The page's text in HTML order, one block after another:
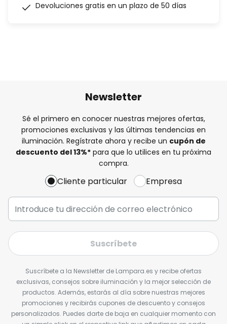
Devoluciones gratis en un plazo de 50 días
Newsletter
Sé el primero en conocer nuestras mejores ofertas,
promociones exclusivas y las últimas tendencias en
iluminación. Regístrate ahora y recibe un cupón de
descuento del13%* para que lo utilices en tu próxima
compra.
Cliente particular Empresa
Suscríbete
Suscríbete a la Newsletter de Lampara.es y recibe ofertas
exclusivas, consejos sobre iluminación y la mejor selección de
productos. Además, estarás al día sobre nuestras mejores
promociones y recibirás cupones de descuento y consejos
personalizados. Puedes darte de baja en cualquier momento con